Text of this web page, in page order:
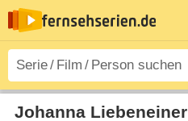
Johanna Liebeneiner